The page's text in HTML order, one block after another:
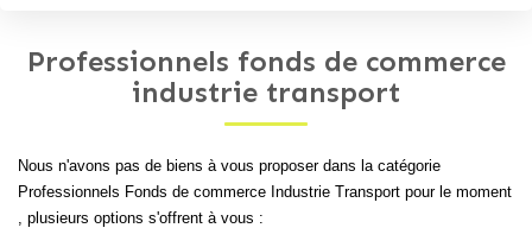
Parkings
Immeubles
Terrains
LOUER
Sélectionnez...
Type de bien
Créer une alerte
Professionnels fonds de commerce
industrie transport
Nous n'avons pas de biens à vous proposer dans la catégorie
Professionnels Fonds de commerce Industrie Transport pour le moment
, plusieurs options s'offrent à vous :